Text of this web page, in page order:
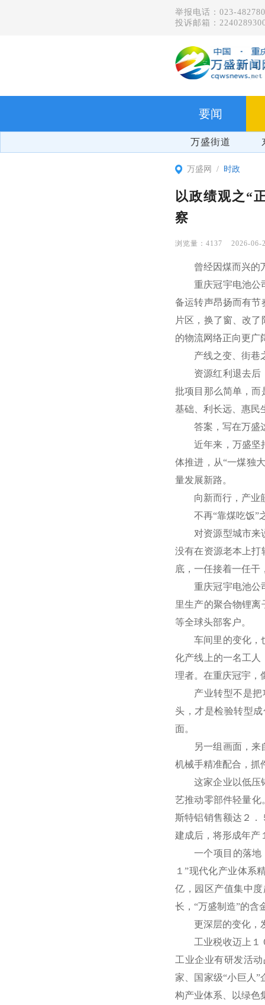
举报电话：023-
投诉邮箱：
要闻
万盛街道
万盛网 时政
以政绩观之“
察
4137 2026-06-
曾经因煤而兴的
重庆冠宇电池公
备运转声昂扬而有节
片区，换了窗、改
的物流网络正向更广
产线之变、街巷
资源红利退去后
批项目那么简单，而
基础、利长远、惠民
答案，写在万盛
近年来，万盛坚
体推进，从“一煤独
量发展新路。
向新而行，产业
不再“靠煤吃饭”
对资源型城市来
没有在资源老本上打
底，一任接着一任干
重庆冠宇电池公
里生产的聚合物锂
等全球头部客户。
车间里的变化，
化产线上的一名工人
理者。在重庆冠宇，
产业转型不是
头，才是检验转型
面。
另一组画面，
机械手精准配合，抓
这家企业以低压
艺推动零部件轻量化
斯特铝销售额达２．
建成后，将形成年产
一个项目的落地
１”现代化产业体系
亿，园区产值集中
长，“万盛制造”的含
更深层的变化，
工业税收迈上１
工业企业有研发活
家、国家级“小巨人
构产业体系、以绿色